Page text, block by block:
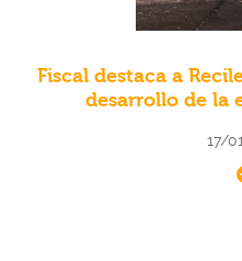
Fiscal destaca a
desarrollo de la
17/